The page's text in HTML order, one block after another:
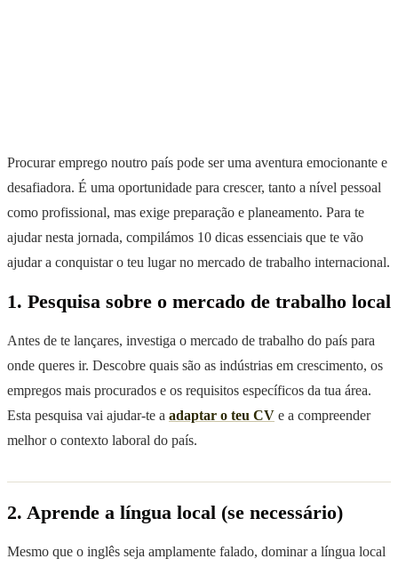
Procurar emprego noutro país pode ser uma aventura emocionante e
desafiadora. É uma oportunidade para crescer, tanto a nível pessoal
como profissional, mas exige preparação e planeamento. Para te
ajudar nesta jornada, compilámos 10 dicas essenciais que te vão
ajudar a conquistar o teu lugar no mercado de trabalho internacional.
1. Pesquisa sobre o mercado de trabalho local
Antes de te lançares, investiga o mercado de trabalho do país para
onde queres ir. Descobre quais são as indústrias em crescimento, os
empregos mais procurados e os requisitos específicos da tua área.
Esta pesquisa vai ajudar-te a adaptar o teu CV e a compreender
melhor o contexto laboral do país.
2. Aprende a língua local (se necessário)
Mesmo que o inglês seja amplamente falado, dominar a língua local